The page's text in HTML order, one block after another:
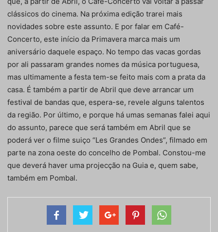
clássicos do cinema. Na próxima edição trarei mais
novidades sobre este assunto. E por falar em Café-
Concerto, este início da Primavera marca mais um
aniversário daquele espaço. No tempo das vacas gordas
por ali passaram grandes nomes da música portuguesa,
mas ultimamente a festa tem-se feito mais com a prata da
casa. É também a partir de Abril que deve arrancar um
festival de bandas que, espera-se, revele alguns talentos
da região. Por último, e porque há umas semanas falei aqui
do assunto, parece que será também em Abril que se
poderá ver o filme suiço “Les Grandes Ondes”, filmado em
parte na zona oeste do concelho de Pombal. Constou-me
que deverá haver uma projecção na Guia e, quem sabe,
também em Pombal.